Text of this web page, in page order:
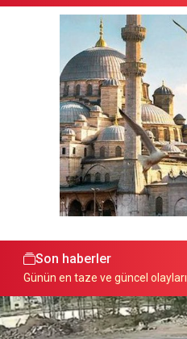
Son haberler
Günün en taze ve güncel olayları